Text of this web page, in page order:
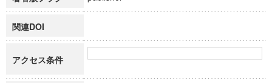
関連DOI
アクセス条件